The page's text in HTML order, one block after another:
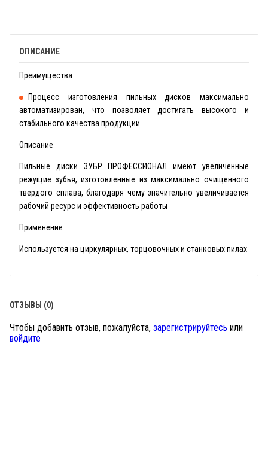
ОПИСАНИЕ
Преимущества
Процесс изготовления пильных дисков максимально
автоматизирован, что позволяет достигать высокого и
стабильного качества продукции.
Описание
Пильные диски ЗУБР ПРОФЕССИОНАЛ имеют увеличенные
режущие зубья, изготовленные из максимально очищенного
твердого сплава, благодаря чему значительно увеличивается
рабочий ресурс и эффективность работы
Применение
Используется на циркулярных, торцовочных и станковых пилах
ОТЗЫВЫ (0)
Чтобы добавить отзыв, пожалуйста, зарегистрируйтесь или
войдите